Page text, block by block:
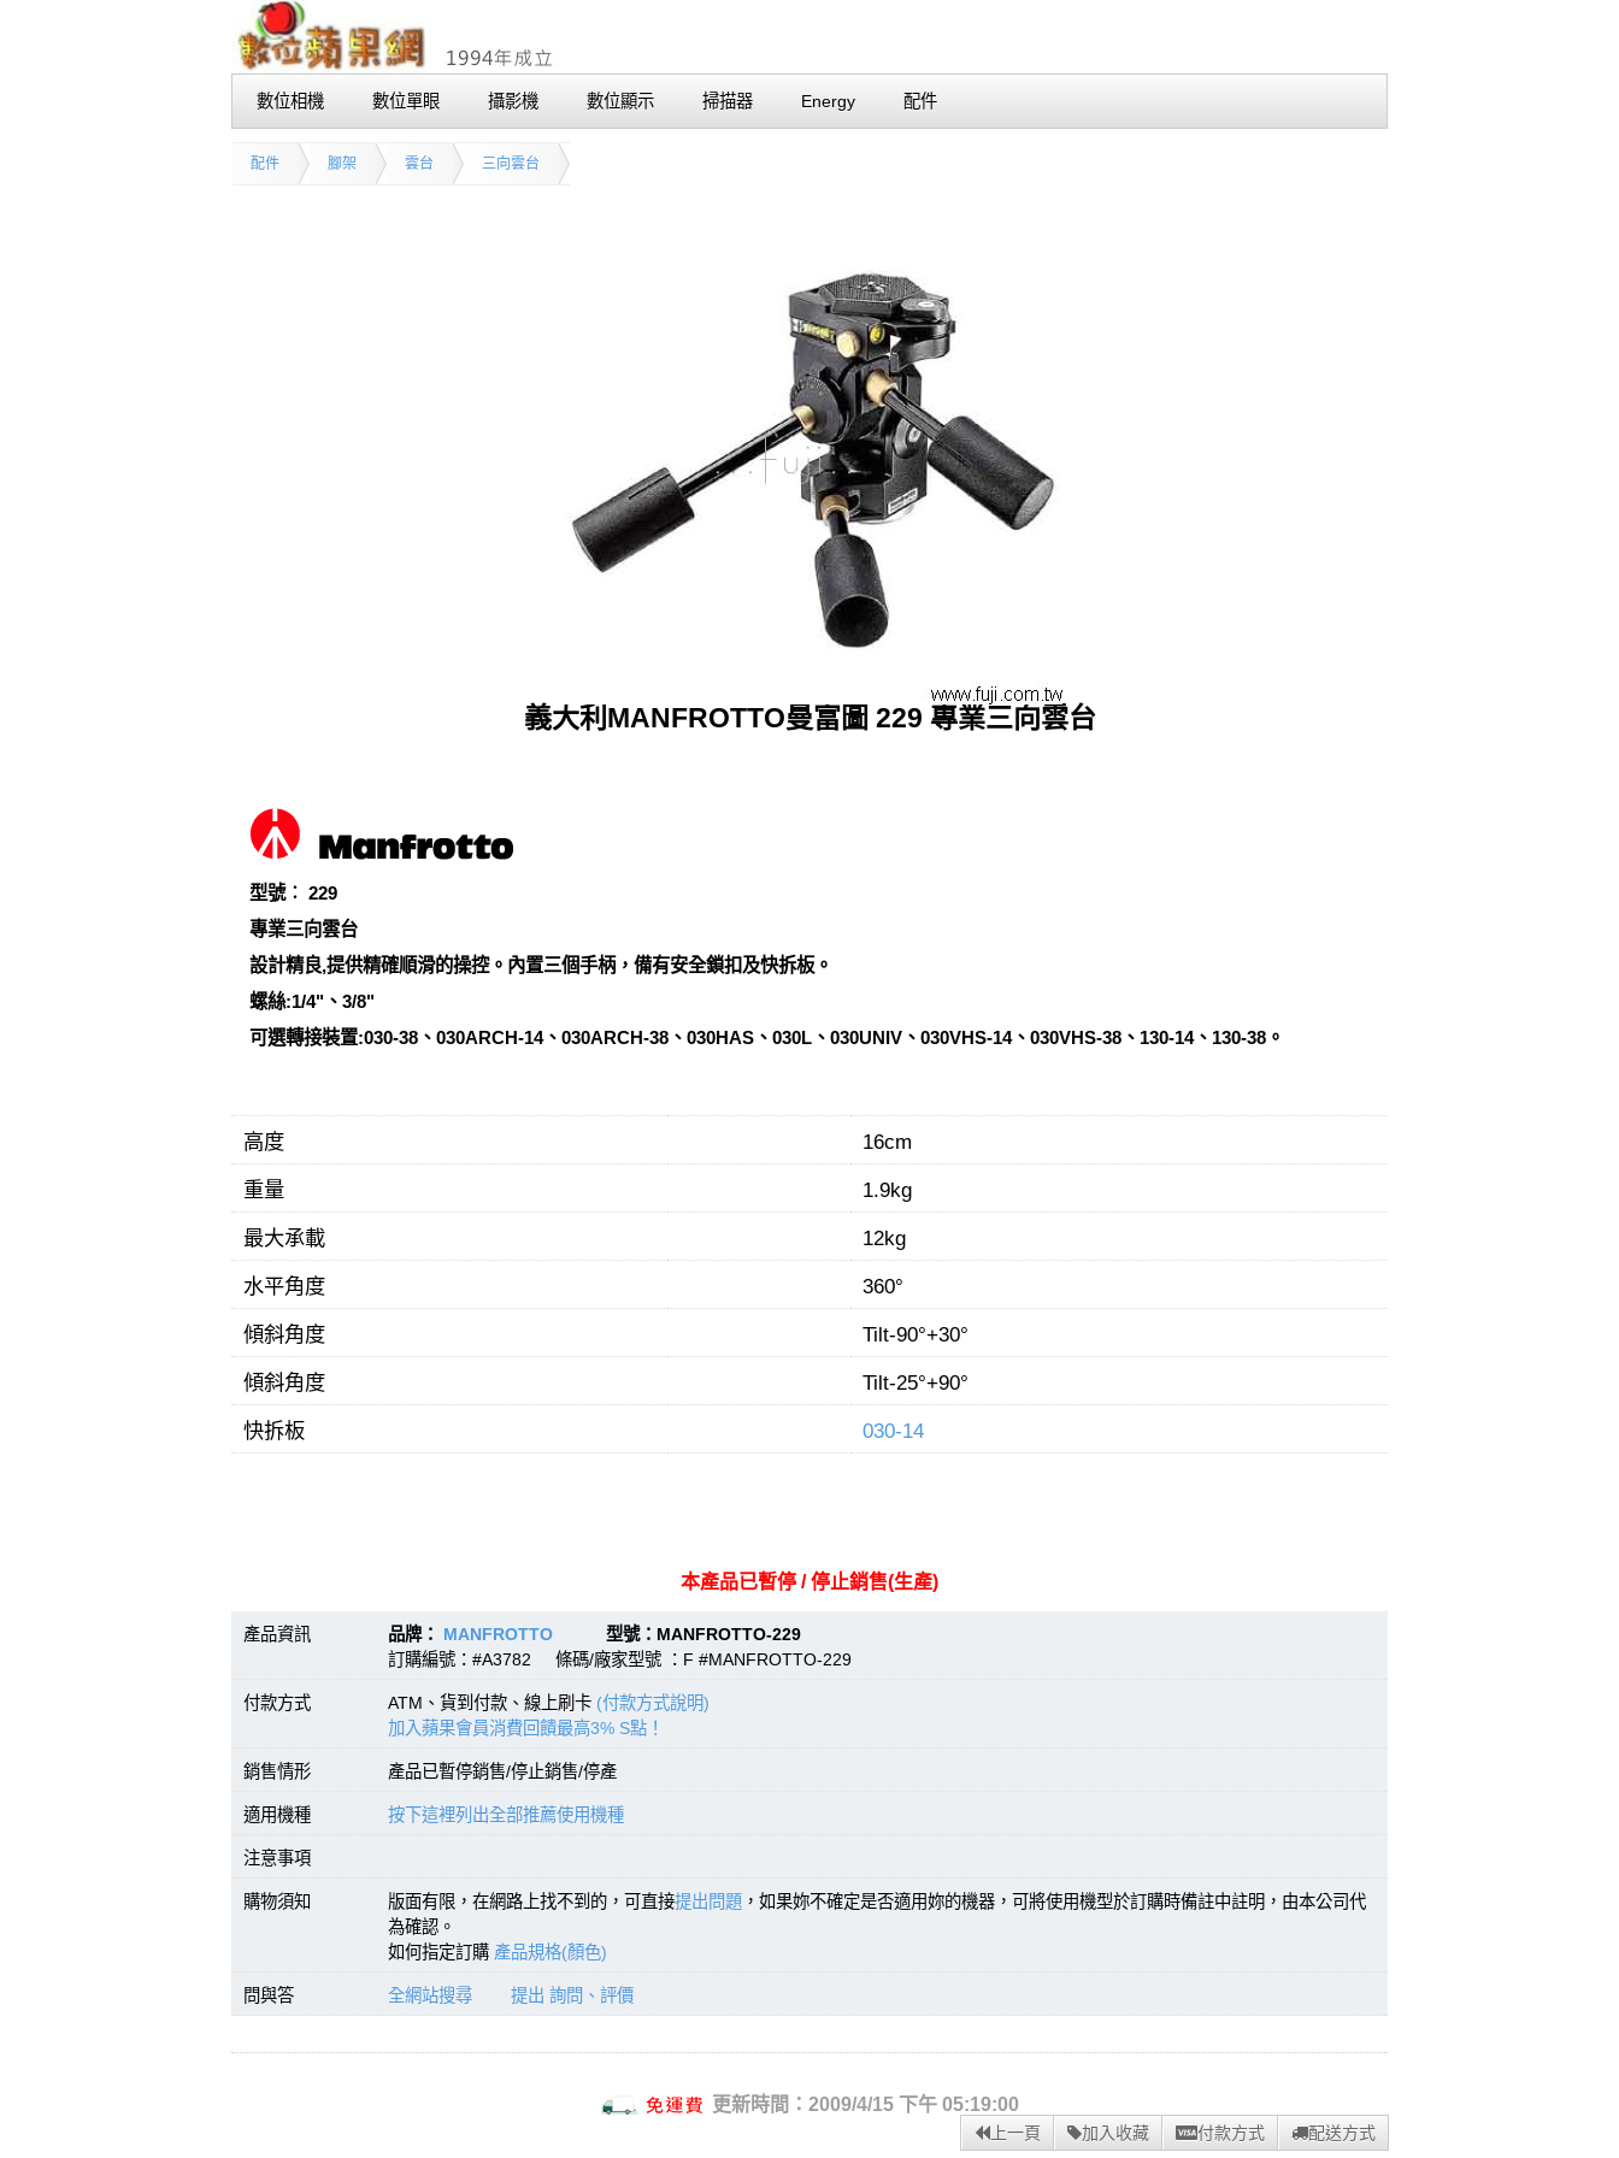
數位相機 數位單眼 攝影機 數位顯示 掃描器 Energy 配件
配件 腳架 雲台 三向雲台
義大利MANFROTTO曼富圖 229 專業三向雲台
型號︰ 229
專業三向雲台
設計精良,提供精確順滑的操控。內置三個手柄，備有安全鎖扣及快拆板。
螺絲:1/4"、3/8"
可選轉接裝置:030-38、030ARCH-14、030ARCH-38、030HAS、030L、030UNIV、030VHS-14、030VHS-38、130-14、130-38。
高度
16cm
重量
1.9kg
最大承載
12kg
水平角度
360°
傾斜角度
Tilt-90°+30°
傾斜角度
Tilt-25°+90°
快拆板
030-14
本產品已暫停 / 停止銷售(生產)
產品資訊 品牌： MANFROTTO 型號：MANFROTTO-229
訂購編號：#A3782 條碼/廠家型號 ：F #MANFROTTO-229
付款方式 ATM、貨到付款、線上刷卡 (付款方式說明)
加入蘋果會員消費回饋最高3% S點！
銷售情形 產品已暫停銷售/停止銷售/停產
適用機種 按下這裡列出全部推薦使用機種
注意事項
購物須知 版面有限，在網路上找不到的，可直接提出問題 ，如果妳不確定是否適用妳的機器，可將使用機型於訂購時備註中註明，由本公司代
為確認。
如何指定訂購 產品規格(顏色)
問與答 全網站搜尋 提出 詢問、評價
更新時間：2009/4/15 下午 05:19:00
上一頁 加入收藏 付款方式 配送方式